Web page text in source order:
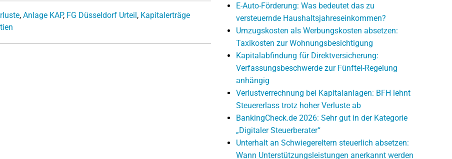
, Anlage KAP, FG Düsseldorf Urteil, Kapitalerträge
E-Auto-Förderung: Was bedeutet das zu
versteuernde Haushaltsjahreseinkommen?
Umzugskosten als Werbungskosten absetzen:
Taxikosten zur Wohnungsbesichtigung
Kapitalabfindung für Direktversicherung:
Verfassungsbeschwerde zur Fünftel-Regelung
anhängig
Verlustverrechnung bei Kapitalanlagen: BFH lehnt
Steuererlass trotz hoher Verluste ab
BankingCheck.de 2026: Sehr gut in der Kategorie
„Digitaler Steuerberater“
Unterhalt an Schwiegereltern steuerlich absetzen:
Wann Unterstützungsleistungen anerkannt werden